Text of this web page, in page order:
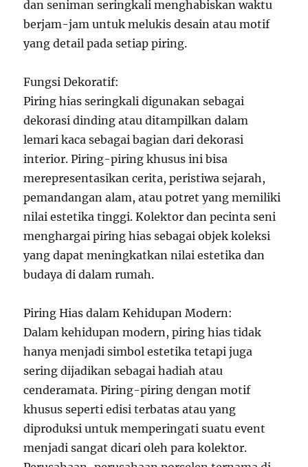
dan seniman seringkali menghabiskan waktu
berjam-jam untuk melukis desain atau motif
yang detail pada setiap piring.
Fungsi Dekoratif:
Piring hias seringkali digunakan sebagai
dekorasi dinding atau ditampilkan dalam
lemari kaca sebagai bagian dari dekorasi
interior. Piring-piring khusus ini bisa
merepresentasikan cerita, peristiwa sejarah,
pemandangan alam, atau potret yang memiliki
nilai estetika tinggi. Kolektor dan pecinta seni
menghargai piring hias sebagai objek koleksi
yang dapat meningkatkan nilai estetika dan
budaya di dalam rumah.
Piring Hias dalam Kehidupan Modern:
Dalam kehidupan modern, piring hias tidak
hanya menjadi simbol estetika tetapi juga
sering dijadikan sebagai hadiah atau
cenderamata. Piring-piring dengan motif
khusus seperti edisi terbatas atau yang
diproduksi untuk memperingati suatu event
menjadi sangat dicari oleh para kolektor.